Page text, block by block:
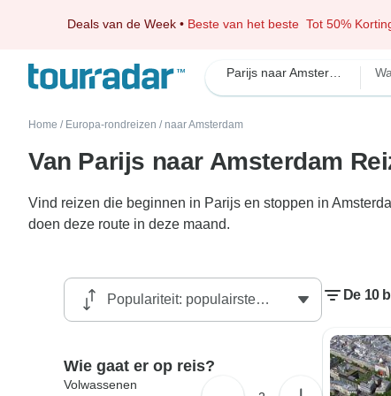
Deals van de Week • Beste van het beste Tot 50%
Parijs naar Amsterdam
Home / Europa-rondreizen / naar Amsterdam
Van Parijs naar Amsterdam
Vind reizen die beginnen in Parijs en stoppen in
doen deze route in deze maand.
De 10
Wie gaat er op reis?
Volwassenen